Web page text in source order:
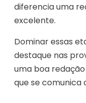
diferencia uma
excelente.
Dominar essas
destaque nas
uma boa
que se comunica